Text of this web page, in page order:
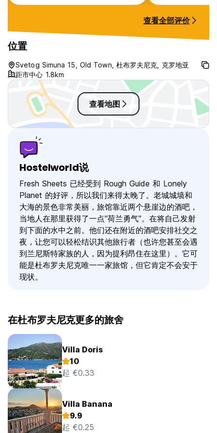
guests are not
receptionist also
cash before
collect our
had to make an
to an ATM,
查看全部评价
位置
Svetog Simuna 15, Old Town, 杜布罗夫尼克, 克罗地亚
距市中心 1.8km
查看地图
Hostelworld说
Fresh Sheets 已经受到 Rough Guide 和 Lonely
Planet 的好评，所以我们来得太晚了。老城城墙和
大海的景色非常美丽，旅馆靠近两个悬崖边的酒吧，
当地人在那里获得了一点"荷兰勇气"。在将自己发射
到下面的水中之前。他们还在附近的酒吧安排社交之
夜，让您可以轻松结识其他旅行者（也许您甚至会遇
到兰尼斯特家族的人，因为提利昂住在这里）。它可
能是杜布罗夫尼克唯一一家旅馆，但它肯定不会安于
现状。
在杜布罗夫尼克更多的旅舍
Villa Doris
10
起 €0.33
Villa Banana
9.9
起 €0.25